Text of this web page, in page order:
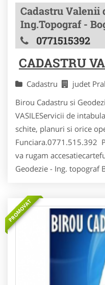
Cadastru Valenii
Ing.Topograf -
0771515392
CADASTRU
Cadastru judet
Birou Cadastru si
VASILEServicii de
schite, planuri si orice
Funciara.0771.515.392
va rugam
Geodezie - Ing. topograf
PROMOVAT